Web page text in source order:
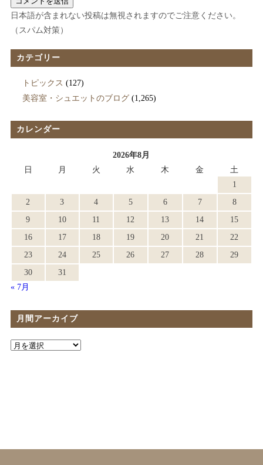
日本語が含まれない投稿は無視されますのでご注意ください。
（スパム対策）
カテゴリー
トピックス (127)
美容室・シュエットのブログ(1,265)
カレンダー
2026年8月
日
月 火 水 木 金
土
1
2
3 4 5 6 7
8
9
10 11 12 13 14
15
16
17 18 19 20 21
22
23
24 25 26 27 28
29
30
31
« 7月
月間アーカイブ